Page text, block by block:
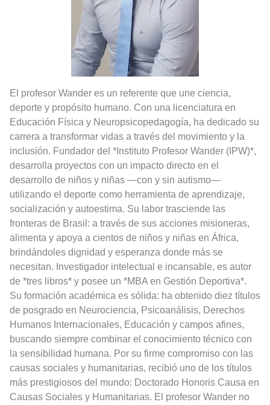
El profesor Wander es un referente que une ciencia,
deporte y propósito humano. Con una licenciatura en
Educación Física y Neuropsicopedagogía, ha dedicado su
carrera a transformar vidas a través del movimiento y la
inclusión. Fundador del *Instituto Profesor Wander (IPW)*,
desarrolla proyectos con un impacto directo en el
desarrollo de niños y niñas —con y sin autismo—
utilizando el deporte como herramienta de aprendizaje,
socialización y autoestima. Su labor trasciende las
fronteras de Brasil: a través de sus acciones misioneras,
alimenta y apoya a cientos de niños y niñas en África,
brindándoles dignidad y esperanza donde más se
necesitan. Investigador intelectual e incansable, es autor
de *tres libros* y posee un *MBA en Gestión Deportiva*.
Su formación académica es sólida: ha obtenido diez títulos
de posgrado en Neurociencia, Psicoanálisis, Derechos
Humanos Internacionales, Educación y campos afines,
buscando siempre combinar el conocimiento técnico con
la sensibilidad humana. Por su firme compromiso con las
causas sociales y humanitarias, recibió uno de los títulos
más prestigiosos del mundo: Doctorado Honoris Causa en
Causas Sociales y Humanitarias. El profesor Wander no